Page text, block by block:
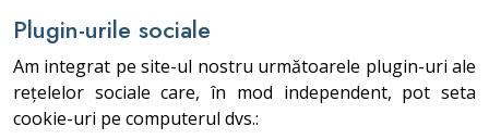
Plugin-urile sociale
Am integrat pe site-ul nostru următoarele plugin-uri ale
rețelelor sociale care, în mod independent, pot seta
cookie-uri pe computerul dvs.: